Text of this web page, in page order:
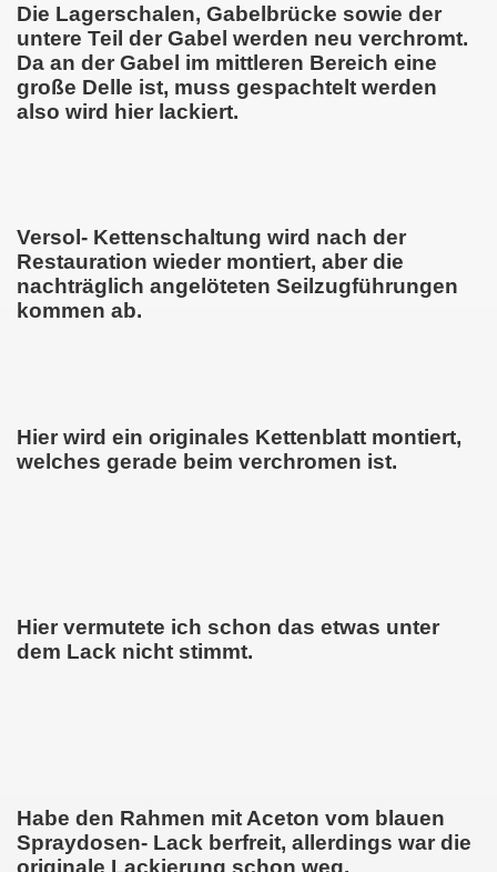
Die Lagerschalen, Gabelbrücke sowie der
untere Teil der Gabel werden neu verchromt.
Da an der Gabel im mittleren Bereich eine
große Delle ist, muss gespachtelt werden
also wird hier lackiert.
Versol- Kettenschaltung wird nach der
Restauration wieder montiert, aber die
nachträglich angelöteten Seilzugführungen
kommen ab.
Hier wird ein originales Kettenblatt montiert,
welches gerade beim verchromen ist.
Hier vermutete ich schon das etwas unter
dem Lack nicht stimmt.
Habe den Rahmen mit Aceton vom blauen
Spraydosen- Lack berfreit, allerdings war die
originale Lackierung schon weg.